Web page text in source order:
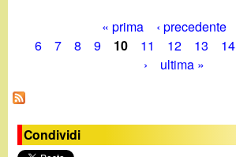
g
i
« prima ‹ precedente
6
7 8 9 10 11 12 13 14
›
ultima »
Condividi